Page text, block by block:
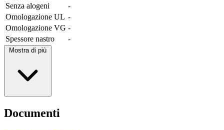
Senza alogeni
-
Omologazione UL -
Omologazione VG -
Spessore nastro
-
Mostra di più
Documenti